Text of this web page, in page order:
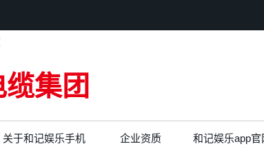
集团
关于和记娱乐手机 企业资质 和记娱乐app官